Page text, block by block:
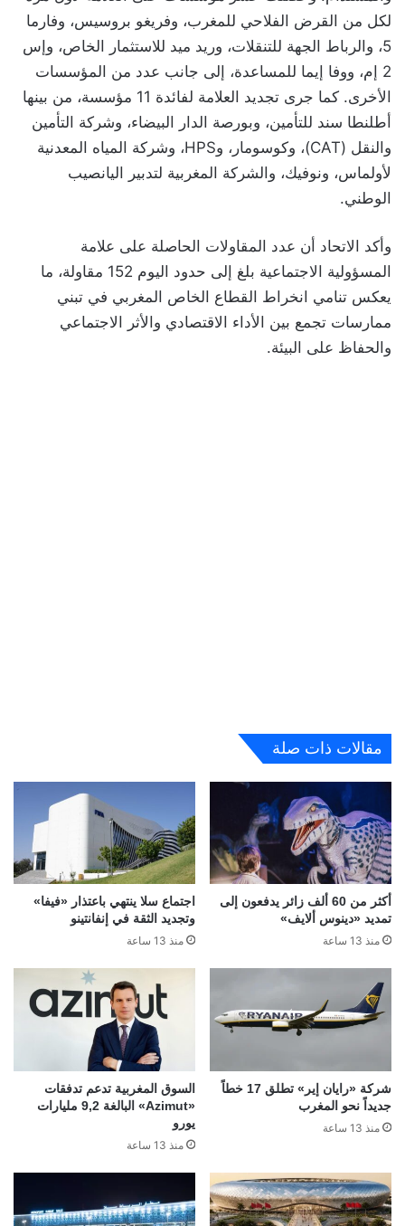
لكل من القرض الفلاحي للمغرب، وفريغو بروسيس، وفارما
5، والرباط الجهة للتنقلات، وريد ميد للاستثمار الخاص، وإس
2 إم، ووفا إيما للمساعدة، إلى جانب عدد من المؤسسات
الأخرى. كما جرى تجديد العلامة لفائدة 11 مؤسسة، من بينها
أطلنطا سند للتأمين، وبورصة الدار البيضاء، وشركة التأمين
والنقل (CAT)، وكوسومار، وHPS، وشركة المياه المعدنية
لأولماس، ونوفيك، والشركة المغربية لتدبير اليانصيب
الوطني.
وأكد الاتحاد أن عدد المقاولات الحاصلة على علامة
المسؤولية الاجتماعية بلغ إلى حدود اليوم 152 مقاولة، ما
يعكس تنامي انخراط القطاع الخاص المغربي في تبني
ممارسات تجمع بين الأداء الاقتصادي والأثر الاجتماعي
والحفاظ على البيئة.
مقالات ذات صلة
أكثر من 60 ألف زائر يدفعون إلى
تمديد «دينوس ألايف»
منذ 13 ساعة
اجتماع سلا ينتهي باعتذار «فيفا»
وتجديد الثقة في إنفانتينو
منذ 13 ساعة
شركة «رايان إير» تطلق 17 خطاً
جديداً نحو المغرب
منذ 13 ساعة
السوق المغربية تدعم تدفقات
«Azimut» البالغة 9,2 مليارات
يورو
منذ 13 ساعة